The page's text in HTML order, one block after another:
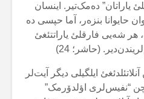
یاراتان” دەمک‌تیر. اینسان
حایوانا بنزەر، آما حپسی دە
هر شەیی فارقلئ یاراتتئغئ
(حاشر؛ 24)
آنلاتئلدئغئ ایلگیلی دیگر آیت‌لر
گچن “نفیس‌لری اؤلدۆرمک”